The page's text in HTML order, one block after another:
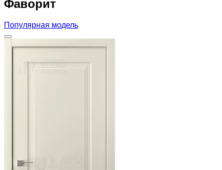
Фаворит
Популярная модель